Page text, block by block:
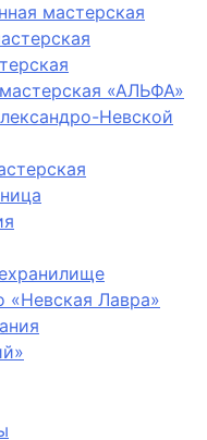
мастерская
«АЛЬФА»
Невской
«Невская Лавра»